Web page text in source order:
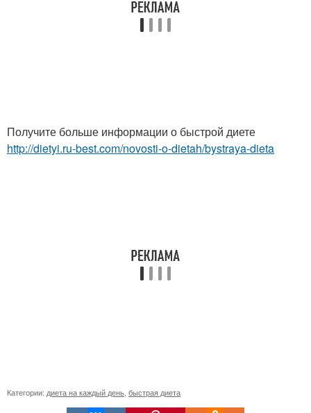
Получите больше информации о быстрой диете
http://dietyi.ru-best.com/novosti-o-dietah/bystraya-dieta
Категории: диета на каждый день, быстрая диета